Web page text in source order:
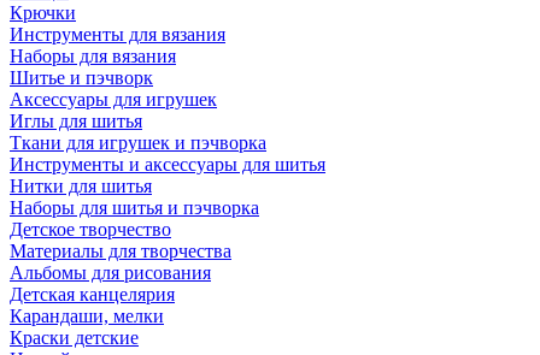
Крючки
Инструменты для вязания
Наборы для вязания
Шитье и пэчворк
Аксессуары для игрушек
Иглы для шитья
Ткани для игрушек и пэчворка
Инструменты и аксессуары для шитья
Нитки для шитья
Наборы для шитья и пэчворка
Детское творчество
Материалы для творчества
Альбомы для рисования
Детская канцелярия
Карандаши, мелки
Краски детские